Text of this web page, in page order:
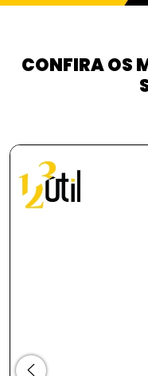
CONFIRA OS
PROMOÇÃO